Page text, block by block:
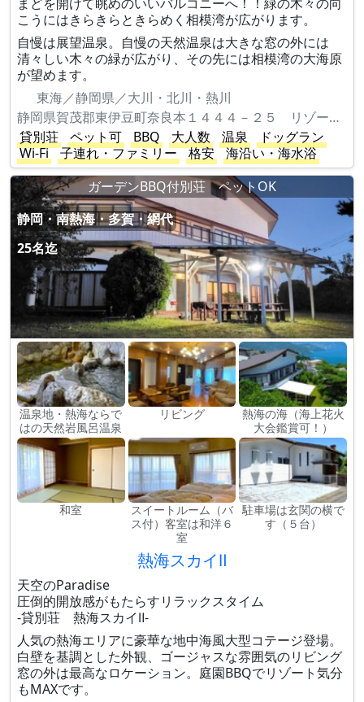
こうにはきらきらときらめく相模湾が広がります。
自慢は展望温泉。自慢の天然温泉は大きな窓の外には
清々しい木々の緑が広がり、その先には相模湾の大海原
が望めます。
東海／静岡県／大川・北川・熱川
静岡県賀茂郡東伊豆町奈良本１４４４－２５ リゾートパーク伊豆熱川 やまもも台5-21
貸別荘
ペット可 BBQ 大人数 温泉
ドッグラン
Wi-Fi
子連れ・ファミリー 格安
海沿い・海水浴
ガーデンBBQ付別荘 ペットOK
静岡・南熱海・多賀・網代
25名迄
温泉地・熱海ならで
はの天然岩風呂温泉
リビング
熱海の海（海上花火
大会鑑賞可！）
和室
スイートルーム（バ
ス付）客室は和洋６
室
駐車場は玄関の横で
す（５台）
熱海スカイⅡ
天空のParadise
圧倒的開放感がもたらすリラックスタイム
-貸別荘 熱海スカイⅡ-
人気の熱海エリアに豪華な地中海風大型コテージ登場。
白壁を基調とした外観、ゴージャスな雰囲気のリビング
窓の外は最高なロケーション。庭園BBQでリゾート気分
もMAXです。